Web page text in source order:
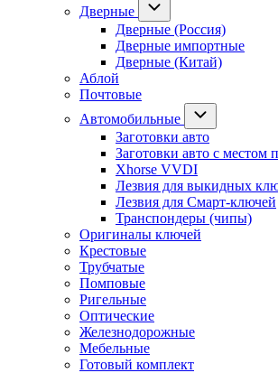
Дверные
Дверные (Россия)
Дверные импортные
Дверные (Китай)
Аблой
Почтовые
Автомобильные
Заготовки авто
Заготовки авто с местом
Xhorse VVDI
Лезвия для выкидных
Лезвия для Смарт-ключей
Транспондеры (чипы)
Оригиналы ключей
Крестовые
Трубчатые
Помповые
Ригельные
Оптические
Железнодорожные
Мебельные
Готовый комплект